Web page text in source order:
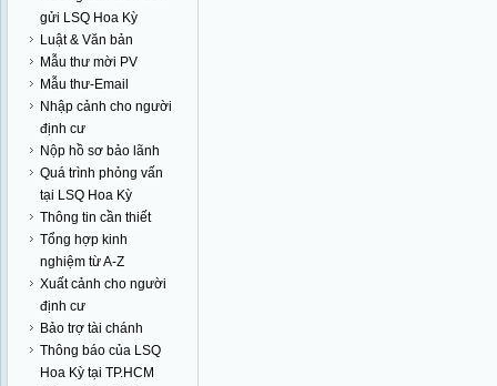
gửi LSQ Hoa Kỳ
Luật & Văn bản
Mẫu thư mời PV
Mẫu thư-Email
Nhập cảnh cho người
định cư
Nộp hồ sơ bảo lãnh
Quá trình phỏng vấn
tại LSQ Hoa Kỳ
Thông tin cần thiết
Tổng hợp kinh
nghiệm từ A-Z
Xuất cảnh cho người
định cư
Bảo trợ tài chánh
Thông báo của LSQ
Hoa Kỳ tại TP.HCM